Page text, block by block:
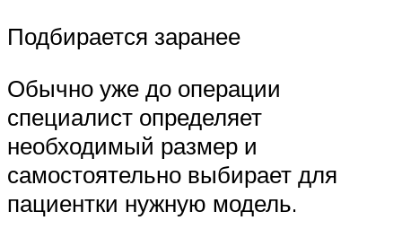
Подбирается заранее
Обычно уже до операции
специалист определяет
необходимый размер и
самостоятельно выбирает для
пациентки нужную модель.